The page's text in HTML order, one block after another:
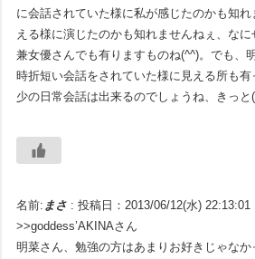
に会話されていた様に私が感じたのかも知れ
える様に演じたのかも知れませんねぇ、な
兼女優さんでも有りますものね(^^)。でも、
時折短い会話をされていた様に見える所も
少の日常会話は出来るのでしょうね、きっと
名前: まさ : 投稿日：2013/06/12(水) 22:13:01
>>goddess’AKINAさん
明菜さん、勉強の方はあまりお好きじゃな